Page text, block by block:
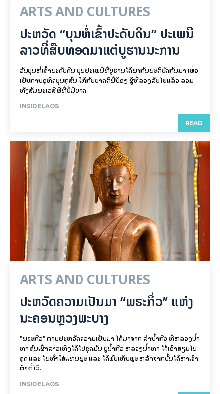
ARTS AND CULTURES
ປະຫວັດ “ບຸນຫໍ່ເຂົ້າປະດັບດິນ” ປະເພນີ
ລາວທີ່ສືບທອດມາແຕ່ບູຮານນະການ
ວັນບຸນຫໍ່ເຂົ້າປະດັບດິນ ບຸນປະເພນີທີ່ບູຮານໄດ້ພາກັນປະຕິບັດກັນມາ ເພື່ອ
ເປັນການອຸທິດບຸນກຸສົນ ໃຫ້ກັບຍາດຕິພີ່ນ້ອງ ຜູ້ທີ່ລ່ວງລັບໄປແລ້ວ ລວມ
ທັງສັມພະເວສີ ຜີທີ່ບໍ່ມີຍາດ.
INSIDELAOS
READ
ARTS AND CULTURES
ປະຫວັດຄວາມເປັນມາ “ພຣະກິ່ວ” ແຫ່ງ
ນະຄອນຫຼວງພະບາງ
"ພຣະກິວ" ຕາມປະຫວັດຄວາມເປັນມາ ໄດ້ມາຈາກ ລຳນ້ຳກິວ ທີ່ຫລວງນ້ຳ
ທາ ຊົນເຜົ່າລາວເທິງໄດ້ໄປຂຸດມັນ ຢູ່ນ້ຳກິວ ຫລວງນ້ຳທາ ໄດ້ເອົາສຽມໄປ
ຂຸດ ແລະ ໄປທັ່ງໃສ່ແທ່ນພຼະ ແລະ ໄດ້ພົບເຫັນພຼະ ຫລັງຈາກນັ້ນໄດ້ຫາເອົາ
ຜ້າຫໍ່ໄວ້.
INSIDELAOS